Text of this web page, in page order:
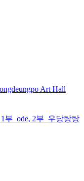
Art Hall
부_ode, 2부_우당탕탕